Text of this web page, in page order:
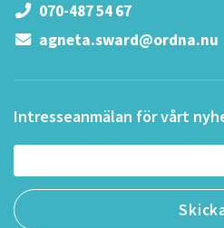
070-487 54 67
agneta.sward@ordna.nu
Intresseanmälan för vårt